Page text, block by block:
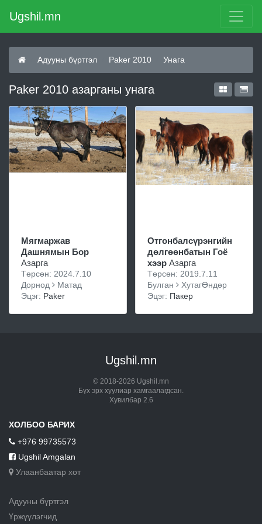
Ugshil.mn
Адууны бүртгэл Paker 2010 Унага
Paker 2010 азарганы унага
Мягмаржав
Дашнямын Бор
Азарга
Төрсөн: 2024.7.10
Дорнод
Матад
Эцэг: Paker
Отгонбалсүрэнгийн
дөлгөөнбатын Гоё
хээр Азарга
Төрсөн: 2019.7.11
Булган
ХутагӨндөр
Эцэг: Пакер
Ugshil.mn
© 2018-2026 Ugshil.mn
Бүх эрх хуулиар хамгаалагдсан.
Хувилбар 2.6
ХОЛБОО БАРИХ
+976 99735573
Ugshil Amgalan
Улаанбаатар хот
Адууны бүртгэл
Үржүүлэгчид